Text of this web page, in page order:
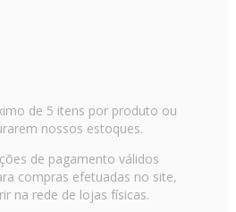
de 5 itens por produto ou
nossos estoques.
de pagamento válidos
compras efetuadas no site,
na rede de lojas físicas.